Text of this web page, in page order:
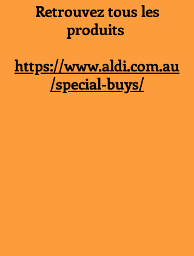
Retrouvez tous les
produits
https://www.aldi.com.au
/special-buys/